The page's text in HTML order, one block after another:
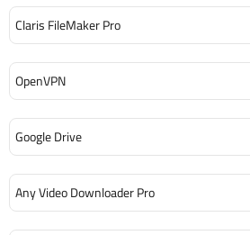
Claris FileMaker Pro
OpenVPN
Google Drive
Any Video Downloader Pro